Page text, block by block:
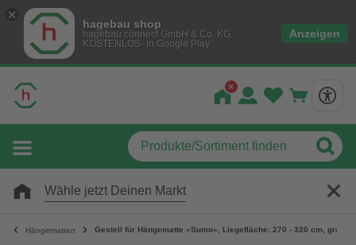
hagebau shop
hagebau connect GmbH & Co. KG
KOSTENLOS- In Google Play
Anzeigen
Wähle jetzt Deinen Markt
Hängematten Gestell für Hängematte »Sumo«, Liegefläche: 270 - 320 cm, grau/